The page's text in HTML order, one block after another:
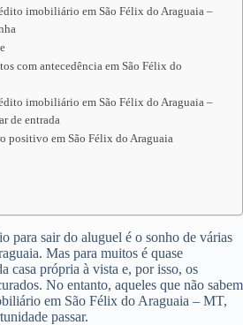
imobiliário em São Félix do Araguaia –
com antecedência em São Félix do
imobiliário em São Félix do Araguaia –
de entrada
positivo em São Félix do Araguaia
para sair do aluguel é o sonho de várias
Mas para muitos é quase
casa própria à vista e, por isso, os
No entanto, aqueles que não sabem
em São Félix do Araguaia – MT,
passar.